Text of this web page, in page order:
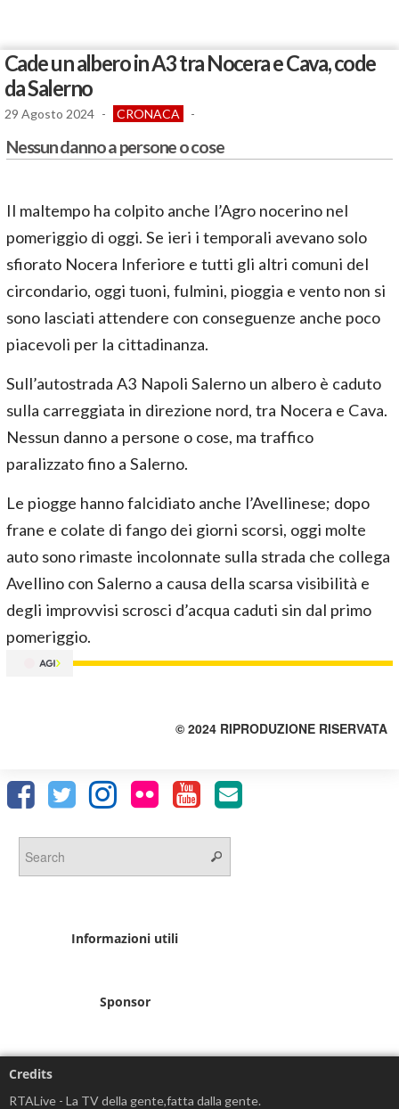
Cade un albero in A3 tra Nocera e Cava, code
da Salerno
29 Agosto 2024 - CRONACA -
Nessun danno a persone o cose
Il maltempo ha colpito anche l’Agro nocerino nel
pomeriggio di oggi. Se ieri i temporali avevano solo
sfiorato Nocera Inferiore e tutti gli altri comuni del
circondario, oggi tuoni, fulmini, pioggia e vento non si
sono lasciati attendere con conseguenze anche poco
piacevoli per la cittadinanza.
Sull’autostrada A3 Napoli Salerno un albero è caduto
sulla carreggiata in direzione nord, tra Nocera e Cava.
Nessun danno a persone o cose, ma traffico
paralizzato fino a Salerno.
Le piogge hanno falcidiato anche l’Avellinese; dopo
frane e colate di fango dei giorni scorsi, oggi molte
auto sono rimaste incolonnate sulla strada che collega
Avellino con Salerno a causa della scarsa visibilità e
degli improvvisi scrosci d’acqua caduti sin dal primo
pomeriggio.
© 2024 RIPRODUZIONE RISERVATA
Informazioni utili
Sponsor
Credits
RTALive - La TV della gente,fatta dalla gente.